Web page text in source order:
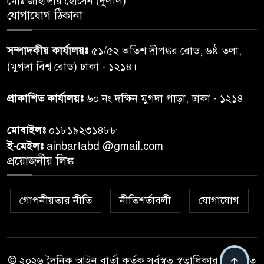
পেশ
তদন্ত শেষ পর্যায়ে, দ্রুত চার্জশিট
৭
রাতের মধ্যে ঢাকাসহ ১০ অঞ্চলে
ঝড়বৃষ্টির পূর্বাভাস
৮
প্রধানমন্ত্রীর সঙ্গে দেখা করে স্বপ্নপূরণ
উপহার
৯
২০ আগস্ট রাষ্ট্রপতি নির্বাচন,
১০
যোগাযোগ ঠিকানা
সম্পাদকীয় কার্যালয়ঃ ৫১/৫২ অতিশ দীপঙ্কর রোড, ৬ষ্ঠ তলা,
(মুগদা বিশ্ব রোড) ঢাকা - ১২১৪।
প্রাকাশিত কার্যালয়ঃ৬০ নং দক্ষিন মুগদা পাড়া, ঢাকা - ১২১৪
মোবাইলঃ ০১৮১৯২৩১৪৮৮
ই-মেইলঃ ainbartabd @gmail.com
প্রয়োজনীয় লিঙ্ক
গোপনীয়তার নীতি নীতিশর্তাবলী যোগাযোগ
© ২০২৬ দৈনিক আইন বার্তা কর্তৃক সর্বস্বত্ব স্বত্বাধিকার সংরক্ষিত